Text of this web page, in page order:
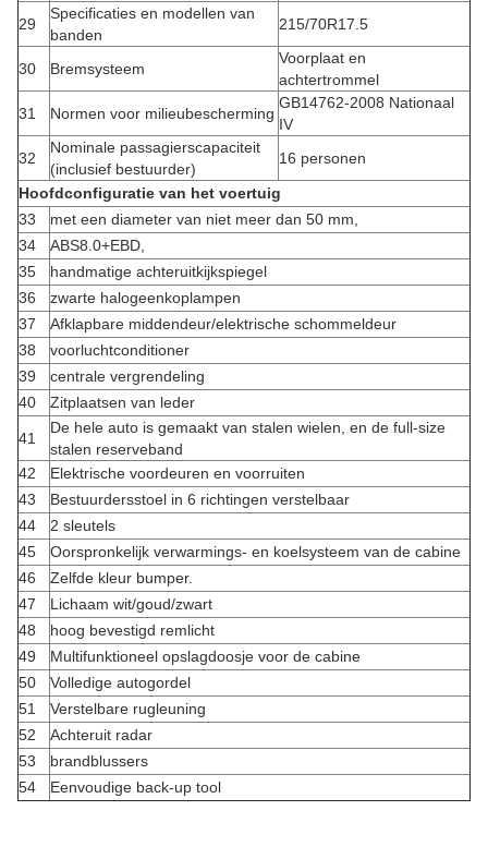
29
Specificaties en modellen van
banden
215/70R17.5
30 Bremsysteem
Voorplaat en
achtertrommel
31
Normen voor milieubescherming
GB14762-2008 Nationaal
IV
32
Nominale passagierscapaciteit
(inclusief bestuurder)
16 personen
Hoofdconfiguratie van het voertuig
33
met een diameter van niet meer dan 50 mm,
34
ABS8.0+EBD,
35
handmatige achteruitkijkspiegel
36
zwarte halogeenkoplampen
37
Afklapbare middendeur/elektrische schommeldeur
38
voorluchtconditioner
39
centrale vergrendeling
40
Zitplaatsen van leder
41
De hele auto is gemaakt van stalen wielen, en de full-size
stalen reserveband
42
Elektrische voordeuren en voorruiten
43
Bestuurdersstoel in 6 richtingen verstelbaar
44
2 sleutels
45
Oorspronkelijk verwarmings- en koelsysteem van de cabine
46
Zelfde kleur bumper.
47
Lichaam wit/goud/zwart
48
hoog bevestigd remlicht
49
Multifunktioneel opslagdoosje voor de cabine
50
Volledige autogordel
51
Verstelbare rugleuning
52
Achteruit radar
53
brandblussers
54
Eenvoudige back-up tool